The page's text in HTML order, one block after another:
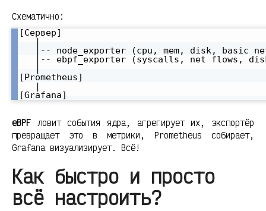
Схематично:
[Сервер]
|-- node_exporter (cpu, mem, disk, basic
|-- ebpf_exporter (syscalls, net flows,
[Prometheus]
eBPF ловит события ядра, агрегирует их, экспортёр
превращает это в метрики, Prometheus собирает,
Grafana визуализирует. Всё!
Как быстро и просто
всё настроить?